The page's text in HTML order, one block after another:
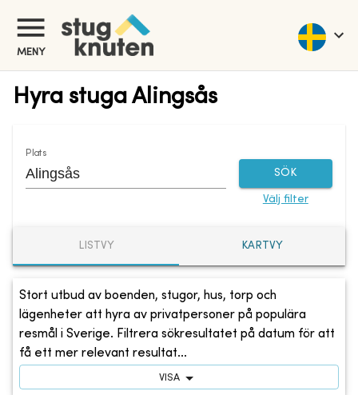
MENY
Hyra stuga Alingsås
Plats
SÖK
Välj filter
LISTVY KARTVY
Stort utbud av boenden, stugor, hus, torp och
lägenheter att hyra av privatpersoner på populära
resmål i Sverige. Filtrera sökresultatet på datum för att
få ett mer relevant resultat...
VISA